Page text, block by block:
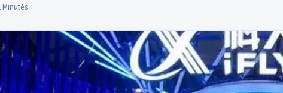
Minutės